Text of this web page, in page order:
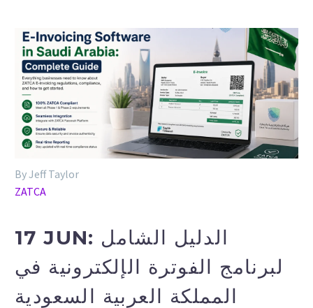
By Jeff Taylor
ZATCA
17 JUN: الدليل الشامل
لبرنامج الفوترة الإلكترونية في
المملكة العربية السعودية